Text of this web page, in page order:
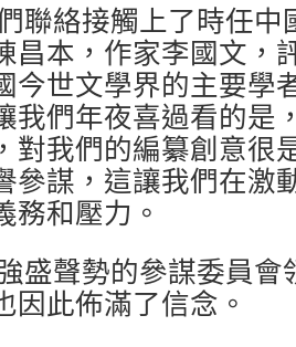
聯絡接觸上了時任
昌本，作家李國文，
今世文學界的主要學
我們年夜喜過看的是
對我們的編纂創意很
參謀，這讓我們在激
務和壓力。
盛聲勢的參謀委員
因此佈滿了信念。